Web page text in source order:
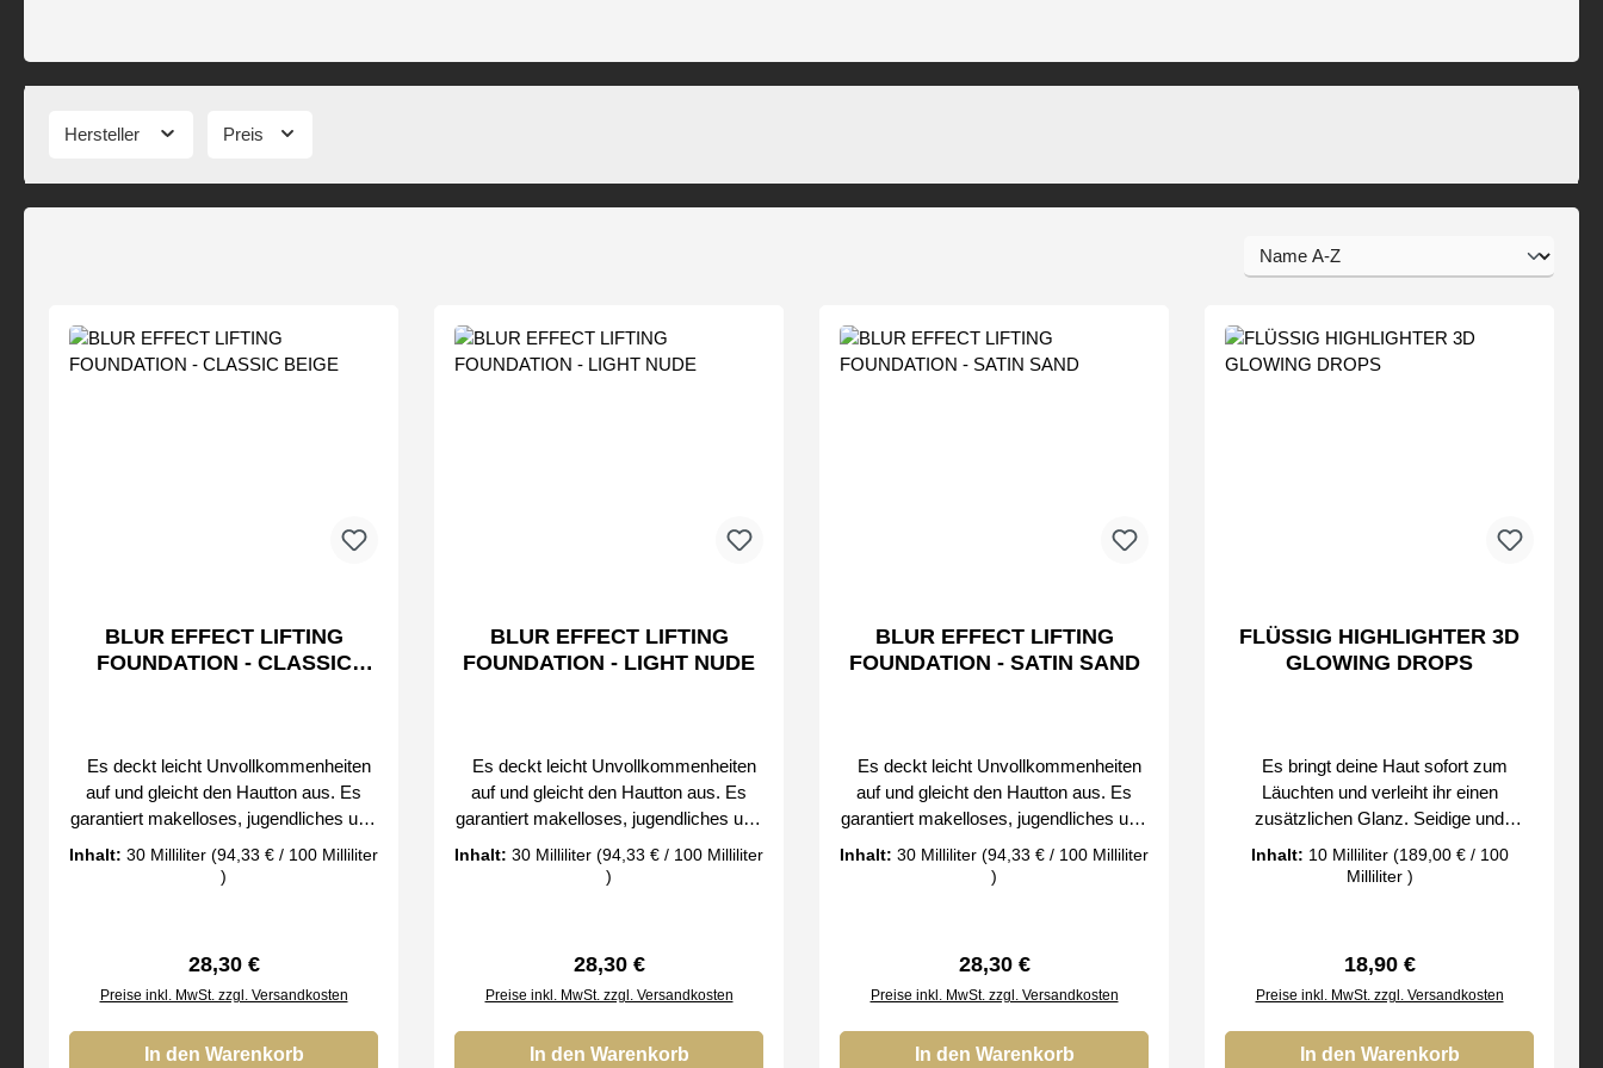
Hersteller Preis
BLUR EFFECT LIFTING
FOUNDATION - CLASSIC
Es deckt leicht Unvollkommenheiten
auf und gleicht den Hautton aus. Es
garantiert makelloses, jugendliches und
natürliches Aussehen ohne
Maskeneffekt. Dank seiner leichten,
Fotografie ein Begriff. Du kannst alle
scharfen Konturen glätten und das Bild
im Bild so unscharf machen, dass das
Gesicht des Modells makellos und
Inhalt: 30 Milliliter (94,33 € / 100 Milliliter
)
Regulärer Preis:
28,30 €
Preise inkl. MwSt. zzgl. Versandkosten
In den Warenkorb
BLUR EFFECT LIFTING
FOUNDATION - LIGHT NUDE
Es deckt leicht Unvollkommenheiten
auf und gleicht den Hautton aus. Es
garantiert makelloses, jugendliches und
natürliches Aussehen ohne
Maskeneffekt. Dank seiner leichten,
Fotografie ein Begriff. Du kannst alle
scharfen Konturen glätten und das Bild
im Bild so unscharf machen, dass das
Gesicht des Modells makellos und
Inhalt: 30 Milliliter (94,33 € / 100 Milliliter
)
Regulärer Preis:
28,30 €
Preise inkl. MwSt. zzgl. Versandkosten
In den Warenkorb
BLUR EFFECT LIFTING
FOUNDATION - SATIN SAND
Es deckt leicht Unvollkommenheiten
auf und gleicht den Hautton aus. Es
garantiert makelloses, jugendliches und
natürliches Aussehen ohne
Maskeneffekt. Dank seiner leichten,
Fotografie ein Begriff. Du kannst alle
scharfen Konturen glätten und das Bild
im Bild so unscharf machen, dass das
Gesicht des Modells makellos und
Inhalt: 30 Milliliter (94,33 € / 100 Milliliter
)
Regulärer Preis:
28,30 €
Preise inkl. MwSt. zzgl. Versandkosten
In den Warenkorb
FLÜSSIG HIGHLIGHTER 3D
GLOWING DROPS
Es bringt deine Haut sofort zum
Läuchten und verleiht ihr einen
zusätzlichen Glanz. Seidige und
flüssige Formel. Es verwischt nicht und
ist nicht schwer auf der Haut. garantiert
Ideal für die Strobe-Make-Up-Technik
Wird an verschiedenen Stellen in
Gesicht und Körper verwendet mit einer
Formel, die Weizenkeimöl und Betain
Inhalt: 10 Milliliter (189,00 € / 100
Milliliter )
Regulärer Preis:
18,90 €
Preise inkl. MwSt. zzgl. Versandkosten
In den Warenkorb